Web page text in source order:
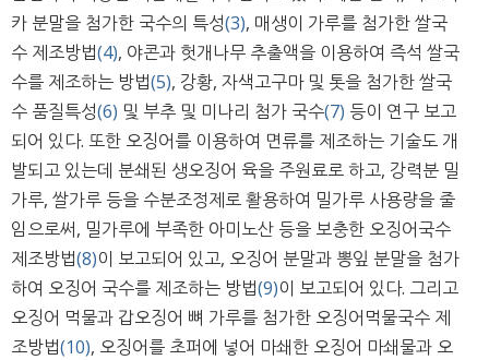
카 분말을 첨가한 국수의 특성(3), 매생이 가루를 첨가한 쌀국
수 제조방법(4), 야콘과 헛개나무 추출액을 이용하여 즉석 쌀국
수를 제조하는 방법(5), 강황, 자색고구마 및 톳을 첨가한 쌀국
수 품질특성(6) 및 부추 및 미나리 첨가 국수(7) 등이 연구 보고
되어 있다. 또한 오징어를 이용하여 면류를 제조하는 기술도 개
발되고 있는데 분쇄된 생오징어 육을 주원료로 하고, 강력분 밀
가루, 쌀가루 등을 수분조정제로 활용하여 밀가루 사용량을 줄
임으로써, 밀가루에 부족한 아미노산 등을 보충한 오징어국수
제조방법(8)이 보고되어 있고, 오징어 분말과 뽕잎 분말을 첨가
하여 오징어 국수를 제조하는 방법(9)이 보고되어 있다. 그리고
오징어 먹물과 갑오징어 뼈 가루를 첨가한 오징어먹물국수 제
조방법(10), 오징어를 초퍼에 넣어 마쇄한 오징어 마쇄물과 오